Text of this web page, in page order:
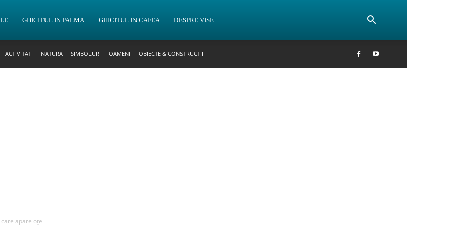
GHICITUL IN PALMA GHICITUL IN CAFEA DESPRE VISE
ACTIVITATI NATURA SIMBOLURI OAMENI OBIECTE & CONSTRUCTII
apare oțel